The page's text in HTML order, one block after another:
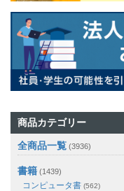
商品カテゴリー
全商品一覧 (3936)
書籍 (1439)
コンピュータ書 (562)